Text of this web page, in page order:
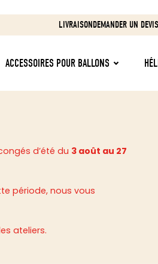
LIVRAISONDEMANDER UN DEVIS
ACCESSOIRES POUR BALLONS
d’été du 3 août au 27
période, nous vous
ateliers.